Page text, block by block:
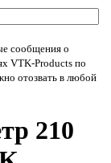
сообщения о
VTK-Products по
отозвать в любой
210